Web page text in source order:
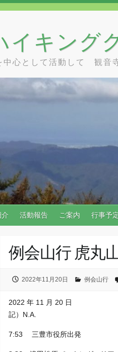
イキング
中心として活動して 観音
活動報告 ご案内 行事予
例会山行 虎丸
2022年11月20日 例会山行
2022 年 11 月 20 日
記）N.A.
7:53 三豊市役所出発